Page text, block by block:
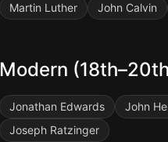
Martin Luther John Calvin
Modern
Jonathan Edwards John
Joseph Ratzinger